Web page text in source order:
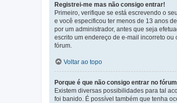
Registrei-me mas não consigo entrar!
Primeiro, verifique se está escrevendo o
e você especificou ter menos de 13 anos
por um administrador, antes que seja
escrito um endereço de e-mail incorreto
fórum.
Voltar ao topo
Porque é que não consigo entrar no
Existem diversas possibilidades para tal
foi banido. É possível também que tenha